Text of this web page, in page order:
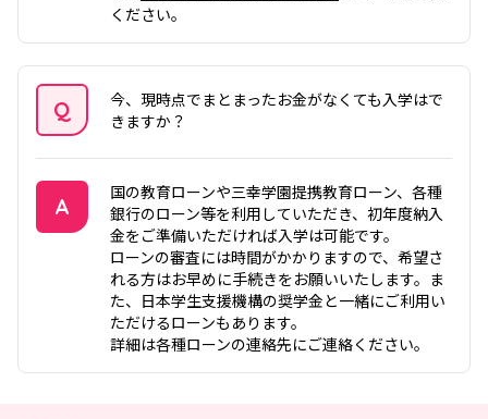
ください。
Q
今、現時点でまとまったお金がなくても入学はで
きますか？
A
国の教育ローンや三幸学園提携教育ローン、各種
銀行のローン等を利用していただき、初年度納入
金をご準備いただければ入学は可能です。
ローンの審査には時間がかかりますので、希望さ
れる方はお早めに手続きをお願いいたします。ま
た、日本学生支援機構の奨学金と一緒にご利用い
ただけるローンもあります。
詳細は各種ローンの連絡先にご連絡ください。